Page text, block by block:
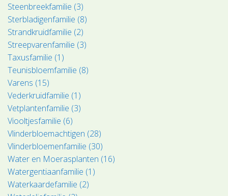
Steenbreekfamilie (3)
Sterbladigenfamilie (8)
Strandkruidfamilie (2)
Streepvarenfamilie (3)
Taxusfamilie (1)
Teunisbloemfamilie (8)
Varens (15)
Vederkruidfamilie (1)
Vetplantenfamilie (3)
Viooltjesfamilie (6)
Vlinderbloemachtigen (28)
Vlinderbloemenfamilie (30)
Water en Moerasplanten (16)
Watergentiaanfamilie (1)
Waterkaardefamilie (2)